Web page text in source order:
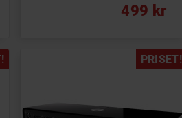
499 kr
PRISET!